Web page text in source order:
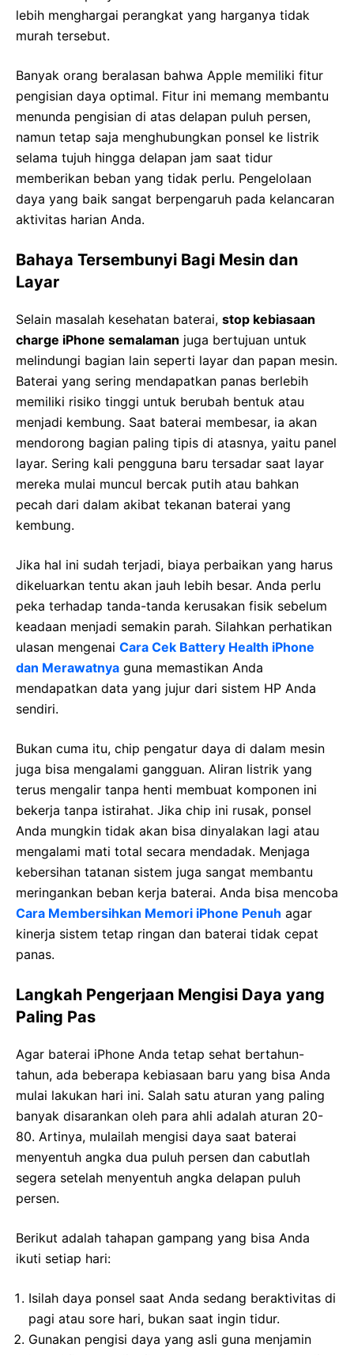
lebih menghargai perangkat yang harganya tidak
murah tersebut.
Banyak orang beralasan bahwa Apple memiliki fitur
pengisian daya optimal. Fitur ini memang membantu
menunda pengisian di atas delapan puluh persen,
namun tetap saja menghubungkan ponsel ke listrik
selama tujuh hingga delapan jam saat tidur
memberikan beban yang tidak perlu. Pengelolaan
daya yang baik sangat berpengaruh pada kelancaran
aktivitas harian Anda.
Bahaya Tersembunyi Bagi Mesin dan
Layar
Selain masalah kesehatan baterai, stop kebiasaan
charge iPhone semalaman juga bertujuan untuk
melindungi bagian lain seperti layar dan papan mesin.
Baterai yang sering mendapatkan panas berlebih
memiliki risiko tinggi untuk berubah bentuk atau
menjadi kembung. Saat baterai membesar, ia akan
mendorong bagian paling tipis di atasnya, yaitu panel
layar. Sering kali pengguna baru tersadar saat layar
mereka mulai muncul bercak putih atau bahkan
pecah dari dalam akibat tekanan baterai yang
kembung.
Jika hal ini sudah terjadi, biaya perbaikan yang harus
dikeluarkan tentu akan jauh lebih besar. Anda perlu
peka terhadap tanda-tanda kerusakan fisik sebelum
keadaan menjadi semakin parah. Silahkan perhatikan
ulasan mengenai Cara Cek Battery Health iPhone
dan Merawatnya guna memastikan Anda
mendapatkan data yang jujur dari sistem HP Anda
sendiri.
Bukan cuma itu, chip pengatur daya di dalam mesin
juga bisa mengalami gangguan. Aliran listrik yang
terus mengalir tanpa henti membuat komponen ini
bekerja tanpa istirahat. Jika chip ini rusak, ponsel
Anda mungkin tidak akan bisa dinyalakan lagi atau
mengalami mati total secara mendadak. Menjaga
kebersihan tatanan sistem juga sangat membantu
meringankan beban kerja baterai. Anda bisa mencoba
Cara Membersihkan Memori iPhone Penuh agar
kinerja sistem tetap ringan dan baterai tidak cepat
panas.
Langkah Pengerjaan Mengisi Daya yang
Paling Pas
Agar baterai iPhone Anda tetap sehat bertahun-
tahun, ada beberapa kebiasaan baru yang bisa Anda
mulai lakukan hari ini. Salah satu aturan yang paling
banyak disarankan oleh para ahli adalah aturan 20-
80. Artinya, mulailah mengisi daya saat baterai
menyentuh angka dua puluh persen dan cabutlah
segera setelah menyentuh angka delapan puluh
persen.
Berikut adalah tahapan gampang yang bisa Anda
ikuti setiap hari:
Isilah daya ponsel saat Anda sedang beraktivitas di
pagi atau sore hari, bukan saat ingin tidur.
Gunakan pengisi daya yang asli guna menjamin